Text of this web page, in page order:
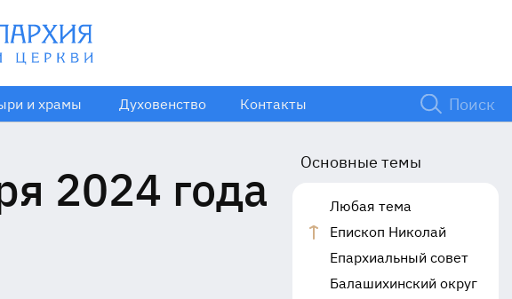
и храмы Духовенство Контакты
2024 года Основные темы
Любая тема
Епископ Николай
Епархиальный совет
Балашихинский округ